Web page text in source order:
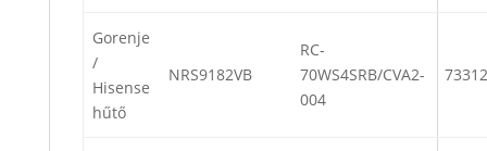
Gorenje
/
Hisense
hűtő
NRS9182VB
RC-
70WS4SRB/CVA2-
004